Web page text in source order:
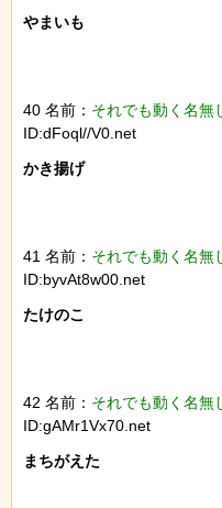
やまいも
40 名前： それでも動く名無
ID:dFoql//V0.net
かき揚げ
41 名前： それでも動く名無
ID:byvAt8w00.net
たけのこ
42 名前： それでも動く名無
ID:gAMr1Vx70.net
まちがえた